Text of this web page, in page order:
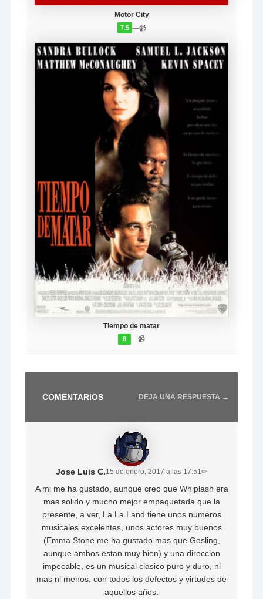
Motor City
7.5 —📹
Tiempo de matar
8 —📹
COMENTARIOS DEJA UNA RESPUESTA →
Jose Luis C.15 de enero, 2017 a las 17:51✏
A mi me ha gustado, aunque creo que Whiplash era
mas solido y mucho mejor empaquetada que la
presente, a ver, La La Land tiene unos numeros
musicales excelentes, unos actores muy buenos
(Emma Stone me ha gustado mas que Gosling,
aunque ambos estan muy bien) y una direccion
impecable, es un musical clasico puro y duro, ni
mas ni menos, con todos los defectos y virtudes de
aquellos años.